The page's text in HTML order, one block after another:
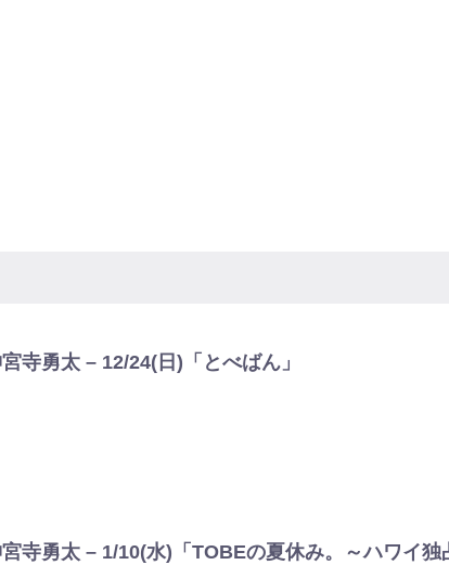
寺勇太 – 12/24(日)「とべばん」
寺勇太 – 1/10(水)「TOBEの夏休み。～ハワイ